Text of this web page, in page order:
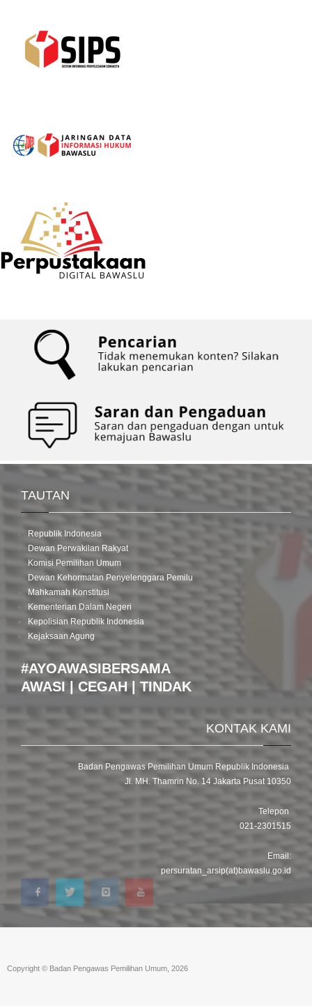
TAUTAN
Republik Indonesia
Dewan Perwakilan Rakyat
Komisi Pemilihan Umum
Dewan Kehormatan Penyelenggara Pemilu
Mahkamah Konstitusi
Kementerian Dalam Negeri
Kepolisian Republik Indonesia
Kejaksaan Agung
#AYOAWASIBERSAMA
AWASI | CEGAH | TINDAK
KONTAK KAMI
Badan Pengawas Pemilihan Umum Republik Indonesia
Jl. MH. Thamrin No. 14 Jakarta Pusat 10350
Telepon
021-2301515
Email:
persuratan_arsip(at)bawaslu.go.id
Copyright © Badan Pengawas Pemilihan Umum, 2026